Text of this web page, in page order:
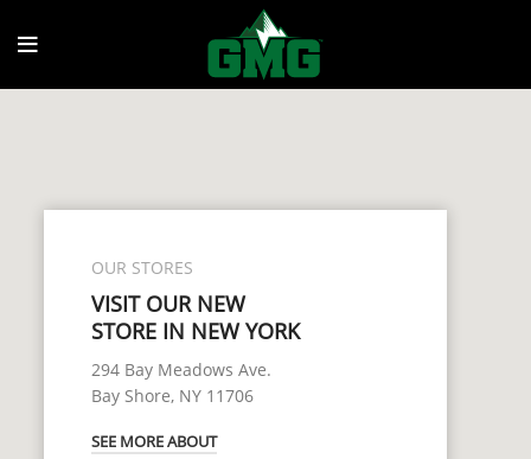
OUR STORES
VISIT OUR NEW
STORE IN NEW YORK
294 Bay Meadows Ave.
Bay Shore, NY 11706
SEE MORE ABOUT